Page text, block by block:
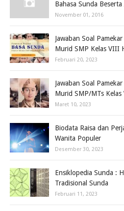
Bahasa Sunda
November 01, 2016
Jawaban Soal
Murid SMP Kelas VIII
Februari 20, 2023
Jawaban Soal
Murid SMP/MTs
Maret 10, 2023
Biodata Raisa dan
Wanita Populer
Desember 30, 2023
Ensiklopedia Sunda :
Tradisional Sunda
Februari 11, 2023